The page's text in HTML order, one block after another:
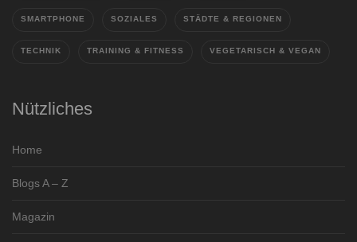
SMARTPHONE SOZIALES STÄDTE & REGIONEN
TECHNIK TRAINING & FITNESS VEGETARISCH & VEGAN
Nützliches
Home
Blogs A – Z
Magazin